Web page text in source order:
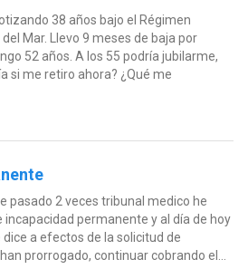
38 años bajo el Régimen
Mar. Llevo 9 meses de baja por
52 años. A los 55 podría jubilarme,
si me retiro ahora? ¿Qué me
pasado 2 veces tribunal medico he
permanente y al día de hoy
a efectos de la solicitud de
prorrogado, continuar cobrando el...